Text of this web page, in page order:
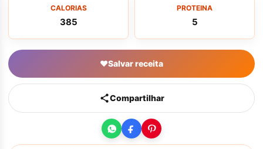
CALORIAS
385
PROTEINA
5
♥Salvar receita
Compartilhar